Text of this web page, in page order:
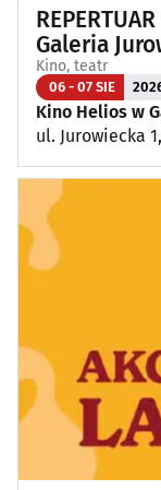
Galeria
Kino, teatr
06 - 07 SIE
Kino Helios w
ul. Jurowiecka